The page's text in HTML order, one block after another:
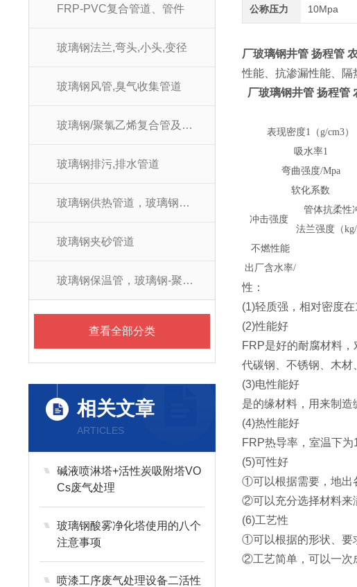
FRP-PVC复合管道、管件
玻璃钢法兰,弯头,小头,变径
玻璃钢风管,臭气收集管道
玻璃钢/聚氯乙烯复合管及管件
玻璃钢排污,排水管道
玻璃钢供热管道，玻璃钢供暖管道
玻璃钢夹砂管道
玻璃钢保温管，玻璃钢-聚氨酯防腐保温管
查看全部分类
相关文章
ARTICLES
碱液喷淋塔+活性炭吸附塔VO
Cs废气处理
玻璃钢酸雾净化塔使用的八个
注意事项
喷漆工序废气处理设备二活性
公称压力 10Mpa
厂玻璃钢井管 扬程管
性能、抗渗漏性能、隔
厂玻璃钢井管 扬程管
表现密度1（g/cm3）
吸水率1
弯曲强度/Mpa
软化系数
冲击强度
管体抗柔性
法兰强度（kg/
不燃性能
出厂含水率/
性：
(1)轻质强，相对密度
(2)性能好
FRP是好的耐腐材料
代碳钢、不锈钢、木材
(3)电性能好
是的缘材料，用来制
(4)热性能好
FRP热导率，室温下为
(5)可性好
①可以根据需要，地出
②可以充分选择材料来
(6)工艺性
①可以根据的形状、要
②工艺简单，可以一次